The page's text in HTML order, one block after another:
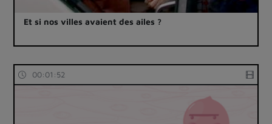
Et si nos villes avaient des ailes ?
00:01:52